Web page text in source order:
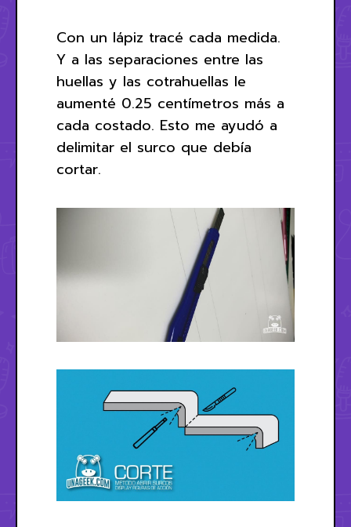
Con un lápiz tracé cada medida.
Y a las separaciones entre las
huellas y las cotrahuellas le
aumenté 0.25 centímetros más a
cada costado. Esto me ayudó a
delimitar el surco que debía
cortar.